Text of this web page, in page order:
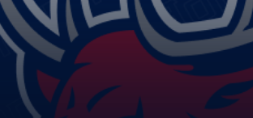
Амур
Барыс
Салават Юлаев
Сибирь